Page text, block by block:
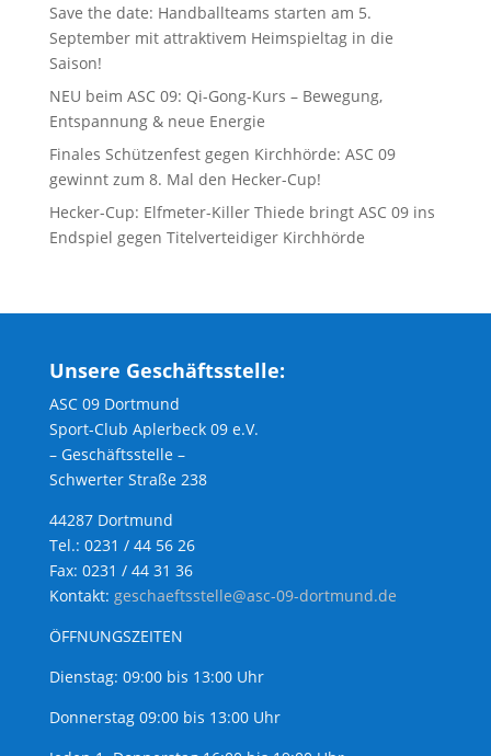
Save the date: Handballteams starten am 5.
September mit attraktivem Heimspieltag in die
Saison!
NEU beim ASC 09: Qi-Gong-Kurs – Bewegung,
Entspannung & neue Energie
Finales Schützenfest gegen Kirchhörde: ASC 09
gewinnt zum 8. Mal den Hecker-Cup!
Hecker-Cup: Elfmeter-Killer Thiede bringt ASC 09 ins
Endspiel gegen Titelverteidiger Kirchhörde
Unsere Geschäftsstelle:
ASC 09 Dortmund
Sport-Club Aplerbeck 09 e.V.
– Geschäftsstelle –
Schwerter Straße 238
44287 Dortmund
Tel.: 0231 / 44 56 26
Fax: 0231 / 44 31 36
Kontakt: geschaeftsstelle@asc-09-dortmund.de
ÖFFNUNGSZEITEN
Dienstag: 09:00 bis 13:00 Uhr
Donnerstag 09:00 bis 13:00 Uhr